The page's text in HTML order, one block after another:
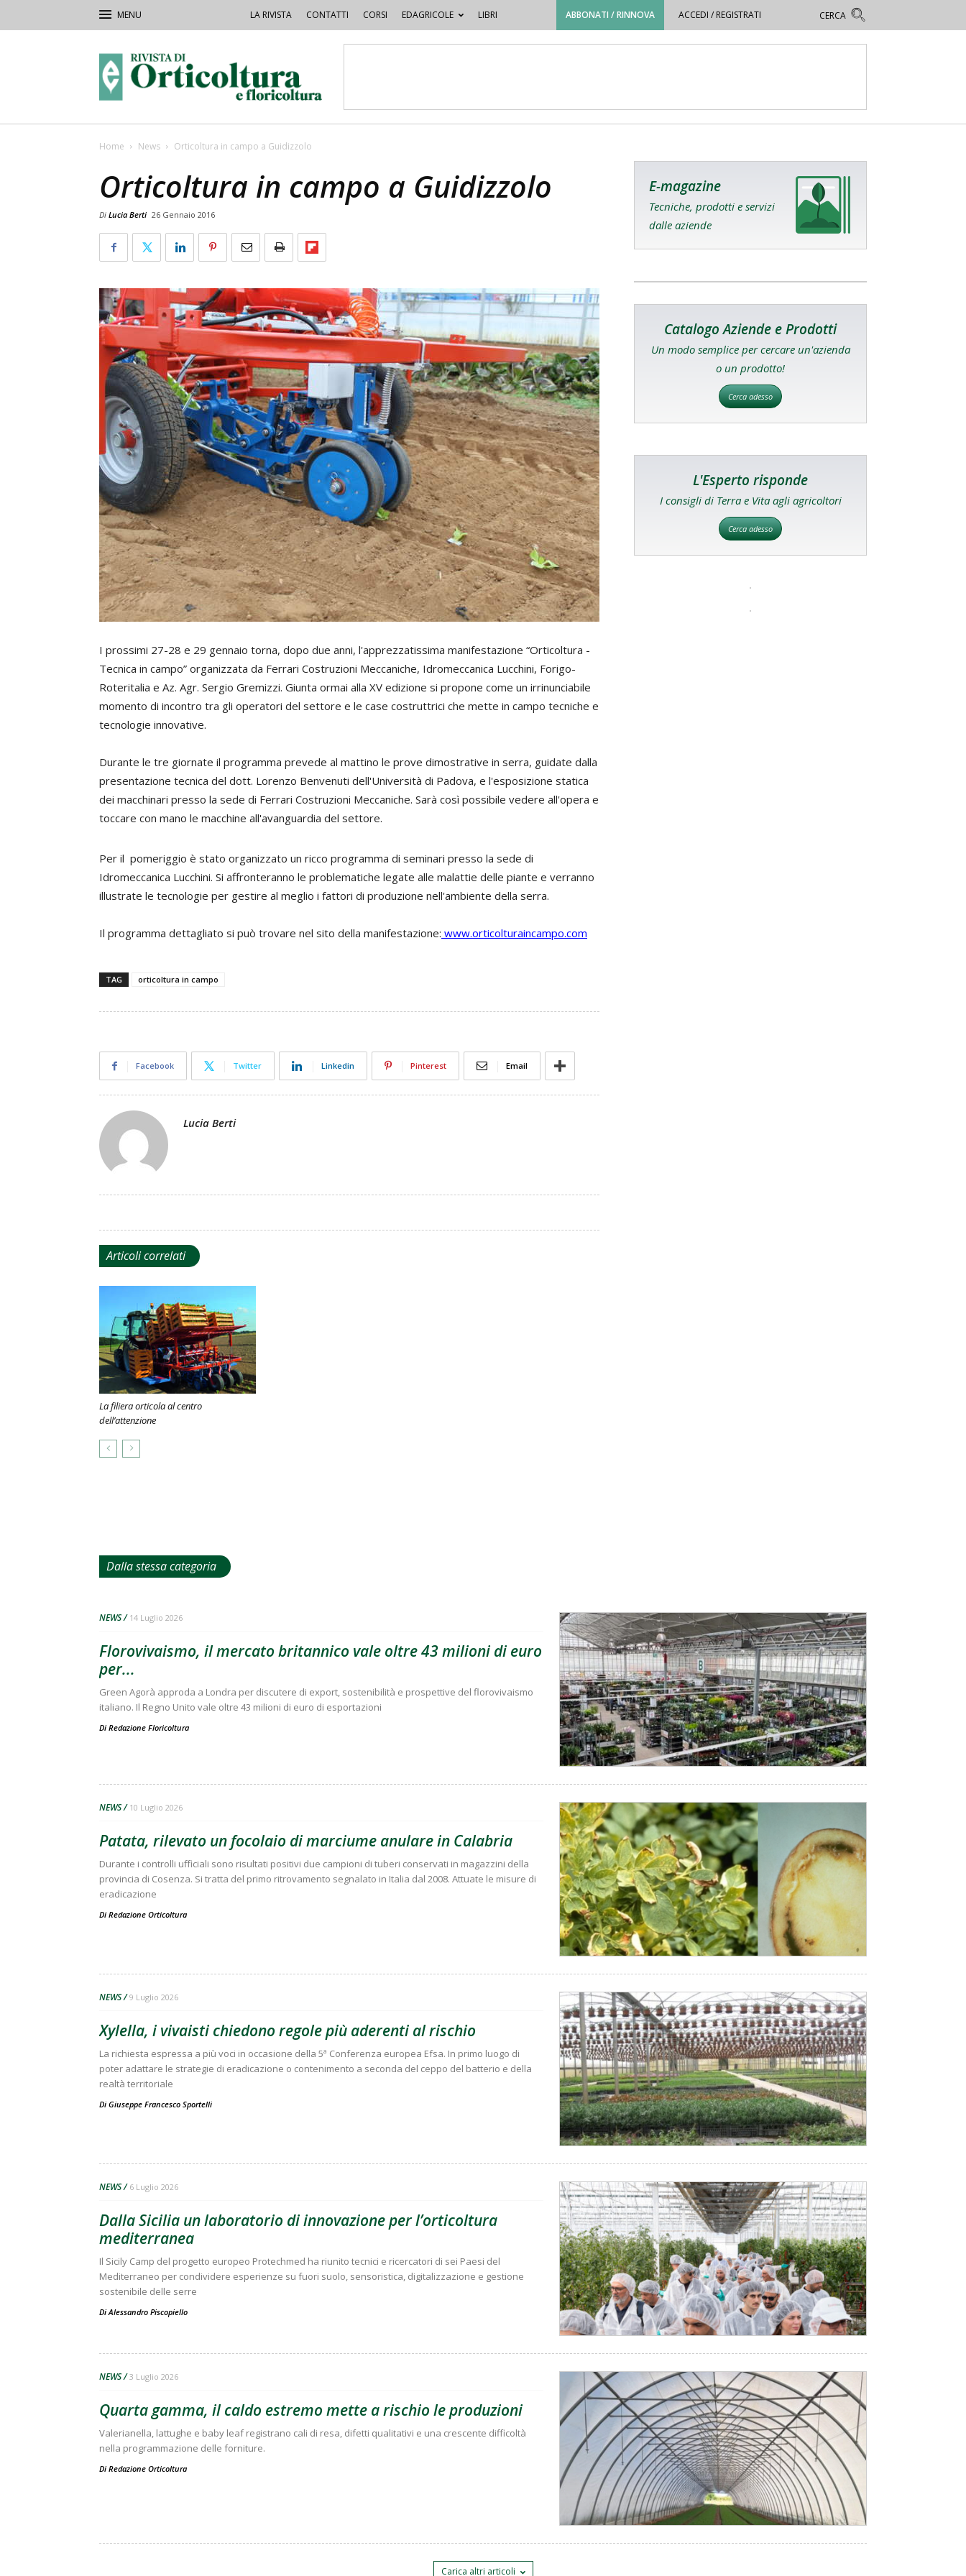
LA RIVISTA CONTATTI CORSI EDAGRICOLE LIBRI ABBONATI / RINNOVA ACCEDI / REGISTRATI
Orticoltura
Home News Orticoltura in campo a Guidizzolo
Orticoltura in campo a Guidizzolo
Di Lucia Berti 26 Gennaio 2016
I prossimi 27-28 e 29 gennaio torna, dopo due anni, l'apprezzatissima manifestazione “Orticoltura -
Tecnica in campo” organizzata da Ferrari Costruzioni Meccaniche, Idromeccanica Lucchini, Forigo-
Roteritalia e Az. Agr. Sergio Gremizzi. Giunta ormai alla XV edizione si propone come un irrinunciabile
momento di incontro tra gli operatori del settore e le case costruttrici che mette in campo tecniche e
tecnologie innovative.
Durante le tre giornate il programma prevede al mattino le prove dimostrative in serra, guidate dalla
presentazione tecnica del dott. Lorenzo Benvenuti dell'Università di Padova, e l'esposizione statica
dei macchinari presso la sede di Ferrari Costruzioni Meccaniche. Sarà così possibile vedere all'opera e
toccare con mano le macchine all'avanguardia del settore.
Per il pomeriggio è stato organizzato un ricco programma di seminari presso la sede di
Idromeccanica Lucchini. Si affronteranno le problematiche legate alle malattie delle piante e verranno
illustrate le tecnologie per gestire al meglio i fattori di produzione nell'ambiente della serra.
Il programma dettagliato si può trovare nel sito della manifestazione: www.orticolturaincampo.com
TAG orticoltura in campo
Facebook Twitter Linkedin Pinterest Email
Lucia Berti
Articoli correlati
La filiera orticola al centro
dell’attenzione
E-magazine
Tecniche, prodotti e servizi
dalle aziende
Catalogo Aziende e Prodotti
Un modo semplice per cercare un'azienda
o un prodotto!
Cerca adesso
L'Esperto risponde
I consigli di Terra e Vita agli agricoltori
Cerca adesso
Dalla stessa categoria
NEWS 14 Luglio 2026
Florovivaismo, il mercato britannico vale oltre 43 milioni di euro
per...
Green Agorà approda a Londra per discutere di export, sostenibilità e prospettive del florovivaismo
italiano. Il Regno Unito vale oltre 43 milioni di euro di esportazioni
Di Redazione Floricoltura
NEWS 10 Luglio 2026
Patata, rilevato un focolaio di marciume anulare in Calabria
Durante i controlli ufficiali sono risultati positivi due campioni di tuberi conservati in magazzini della
provincia di Cosenza. Si tratta del primo ritrovamento segnalato in Italia dal 2008. Attuate le misure di
eradicazione
Di Redazione Orticoltura
NEWS 9 Luglio 2026
Xylella, i vivaisti chiedono regole più aderenti al rischio
La richiesta espressa a più voci in occasione della 5ª Conferenza europea Efsa. In primo luogo di
poter adattare le strategie di eradicazione o contenimento a seconda del ceppo del batterio e della
realtà territoriale
Di Giuseppe Francesco Sportelli
NEWS 6 Luglio 2026
Dalla Sicilia un laboratorio di innovazione per l’orticoltura
mediterranea
Il Sicily Camp del progetto europeo Protechmed ha riunito tecnici e ricercatori di sei Paesi del
Mediterraneo per condividere esperienze su fuori suolo, sensoristica, digitalizzazione e gestione
sostenibile delle serre
DiAlessandro Piscopiello
NEWS 3 Luglio 2026
Quarta gamma, il caldo estremo mette a rischio le produzioni
Valerianella, lattughe e baby leaf registrano cali di resa, difetti qualitativi e una crescente difficoltà
nella programmazione delle forniture.
Di Redazione Orticoltura
Carica altri articoli